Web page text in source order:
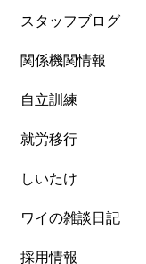
スタッフブログ
関係機関情報
自立訓練
就労移行
しいたけ
ワイの雑談日記
採用情報